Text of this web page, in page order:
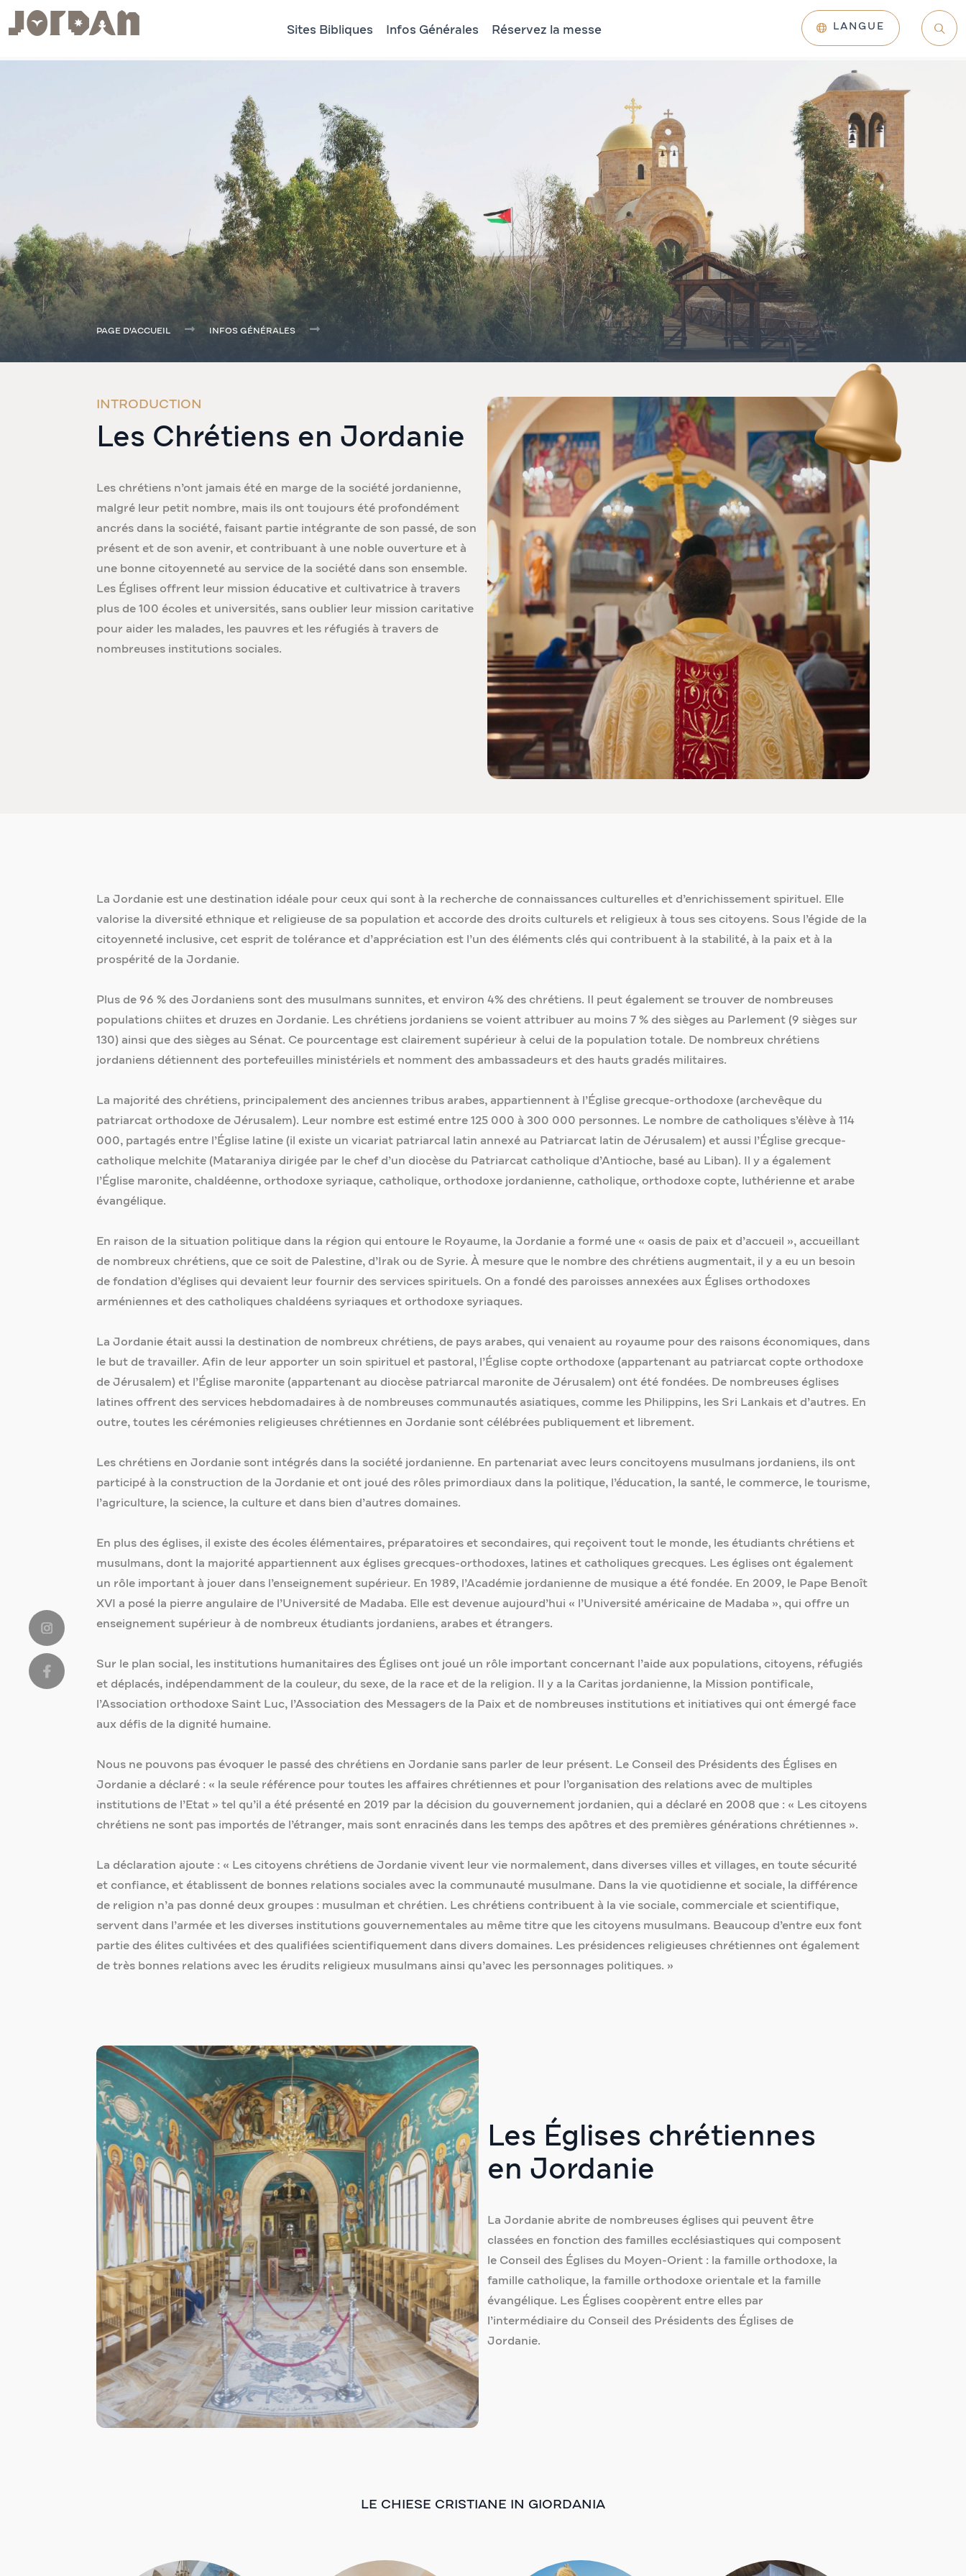
Sites Bibliques Infos Générales Réservez la messe LANGUE
PAGE D'ACCUEIL INFOS GÉNÉRALES
INTRODUCTION
Les Chrétiens en Jordanie
Les chrétiens n’ont jamais été en marge de la société jordanienne,
malgré leur petit nombre, mais ils ont toujours été profondément
ancrés dans la société, faisant partie intégrante de son passé, de son
présent et de son avenir, et contribuant à une noble ouverture et à
une bonne citoyenneté au service de la société dans son ensemble.
Les Églises offrent leur mission éducative et cultivatrice à travers
plus de 100 écoles et universités, sans oublier leur mission caritative
pour aider les malades, les pauvres et les réfugiés à travers de
nombreuses institutions sociales.
La Jordanie est une destination idéale pour ceux qui sont à la recherche de connaissances culturelles et d’enrichissement spirituel. Elle
valorise la diversité ethnique et religieuse de sa population et accorde des droits culturels et religieux à tous ses citoyens. Sous l’égide de la
citoyenneté inclusive, cet esprit de tolérance et d’appréciation est l’un des éléments clés qui contribuent à la stabilité, à la paix et à la
prospérité de la Jordanie.
Plus de 96 % des Jordaniens sont des musulmans sunnites, et environ 4% des chrétiens. Il peut également se trouver de nombreuses
populations chiites et druzes en Jordanie. Les chrétiens jordaniens se voient attribuer au moins 7 % des sièges au Parlement (9 sièges sur
130) ainsi que des sièges au Sénat. Ce pourcentage est clairement supérieur à celui de la population totale. De nombreux chrétiens
jordaniens détiennent des portefeuilles ministériels et nomment des ambassadeurs et des hauts gradés militaires.
La majorité des chrétiens, principalement des anciennes tribus arabes, appartiennent à l’Église grecque-orthodoxe (archevêque du
patriarcat orthodoxe de Jérusalem). Leur nombre est estimé entre 125 000 à 300 000 personnes. Le nombre de catholiques s’élève à 114
000, partagés entre l’Église latine (il existe un vicariat patriarcal latin annexé au Patriarcat latin de Jérusalem) et aussi l’Église grecque-
catholique melchite (Mataraniya dirigée par le chef d’un diocèse du Patriarcat catholique d’Antioche, basé au Liban). Il y a également
l’Église maronite, chaldéenne, orthodoxe syriaque, catholique, orthodoxe jordanienne, catholique, orthodoxe copte, luthérienne et arabe
évangélique.
En raison de la situation politique dans la région qui entoure le Royaume, la Jordanie a formé une « oasis de paix et d’accueil », accueillant
de nombreux chrétiens, que ce soit de Palestine, d’Irak ou de Syrie. À mesure que le nombre des chrétiens augmentait, il y a eu un besoin
de fondation d’églises qui devaient leur fournir des services spirituels. On a fondé des paroisses annexées aux Églises orthodoxes
arméniennes et des catholiques chaldéens syriaques et orthodoxe syriaques.
La Jordanie était aussi la destination de nombreux chrétiens, de pays arabes, qui venaient au royaume pour des raisons économiques, dans
le but de travailler. Afin de leur apporter un soin spirituel et pastoral, l’Église copte orthodoxe (appartenant au patriarcat copte orthodoxe
de Jérusalem) et l’Église maronite (appartenant au diocèse patriarcal maronite de Jérusalem) ont été fondées. De nombreuses églises
latines offrent des services hebdomadaires à de nombreuses communautés asiatiques, comme les Philippins, les Sri Lankais et d’autres. En
outre, toutes les cérémonies religieuses chrétiennes en Jordanie sont célébrées publiquement et librement.
Les chrétiens en Jordanie sont intégrés dans la société jordanienne. En partenariat avec leurs concitoyens musulmans jordaniens, ils ont
participé à la construction de la Jordanie et ont joué des rôles primordiaux dans la politique, l’éducation, la santé, le commerce, le tourisme,
l’agriculture, la science, la culture et dans bien d’autres domaines.
En plus des églises, il existe des écoles élémentaires, préparatoires et secondaires, qui reçoivent tout le monde, les étudiants chrétiens et
musulmans, dont la majorité appartiennent aux églises grecques-orthodoxes, latines et catholiques grecques. Les églises ont également
un rôle important à jouer dans l’enseignement supérieur. En 1989, l’Académie jordanienne de musique a été fondée. En 2009, le Pape Benoît
XVI a posé la pierre angulaire de l’Université de Madaba. Elle est devenue aujourd’hui « l’Université américaine de Madaba », qui offre un
enseignement supérieur à de nombreux étudiants jordaniens, arabes et étrangers.
Sur le plan social, les institutions humanitaires des Églises ont joué un rôle important concernant l’aide aux populations, citoyens, réfugiés
et déplacés, indépendamment de la couleur, du sexe, de la race et de la religion. Il y a la Caritas jordanienne, la Mission pontificale,
l’Association orthodoxe Saint Luc, l’Association des Messagers de la Paix et de nombreuses institutions et initiatives qui ont émergé face
aux défis de la dignité humaine.
Nous ne pouvons pas évoquer le passé des chrétiens en Jordanie sans parler de leur présent. Le Conseil des Présidents des Églises en
Jordanie a déclaré : « la seule référence pour toutes les affaires chrétiennes et pour l’organisation des relations avec de multiples
institutions de l’Etat » tel qu’il a été présenté en 2019 par la décision du gouvernement jordanien, qui a déclaré en 2008 que : « Les citoyens
chrétiens ne sont pas importés de l’étranger, mais sont enracinés dans les temps des apôtres et des premières générations chrétiennes ».
La déclaration ajoute : « Les citoyens chrétiens de Jordanie vivent leur vie normalement, dans diverses villes et villages, en toute sécurité
et confiance, et établissent de bonnes relations sociales avec la communauté musulmane. Dans la vie quotidienne et sociale, la différence
de religion n’a pas donné deux groupes : musulman et chrétien. Les chrétiens contribuent à la vie sociale, commerciale et scientifique,
servent dans l’armée et les diverses institutions gouvernementales au même titre que les citoyens musulmans. Beaucoup d’entre eux font
partie des élites cultivées et des qualifiées scientifiquement dans divers domaines. Les présidences religieuses chrétiennes ont également
de très bonnes relations avec les érudits religieux musulmans ainsi qu’avec les personnages politiques. »
Les Églises chrétiennes
en Jordanie
La Jordanie abrite de nombreuses églises qui peuvent être
classées en fonction des familles ecclésiastiques qui composent
le Conseil des Églises du Moyen-Orient : la famille orthodoxe, la
famille catholique, la famille orthodoxe orientale et la famille
évangélique. Les Églises coopèrent entre elles par
l’intermédiaire du Conseil des Présidents des Églises de
Jordanie.
LE CHIESE CRISTIANE IN GIORDANIA